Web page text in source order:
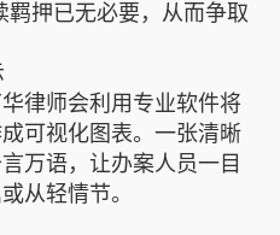
羁押已无必要，从而争取
律师会利用专业软件将
可视化图表。一张清晰
万语，让办案人员一目
从轻情节。